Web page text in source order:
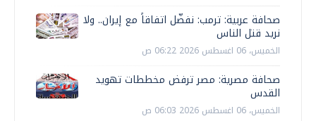
صحافة عربية: ترمب: نفضّل اتفاقاً مع إيران.. ولا
نريد قتل الناس
الخميس، 06 اغسطس 2026 06:22 ص
صحافة مصرية: مصر ترفض مخططات تهويد
القدس
الخميس، 06 اغسطس 2026 06:03 ص